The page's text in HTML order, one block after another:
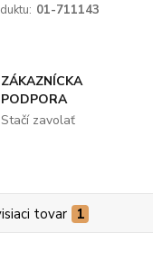
01-711143
ZÁKAZNÍCKA
PODPORA
Stačí zavolať
tovar 1